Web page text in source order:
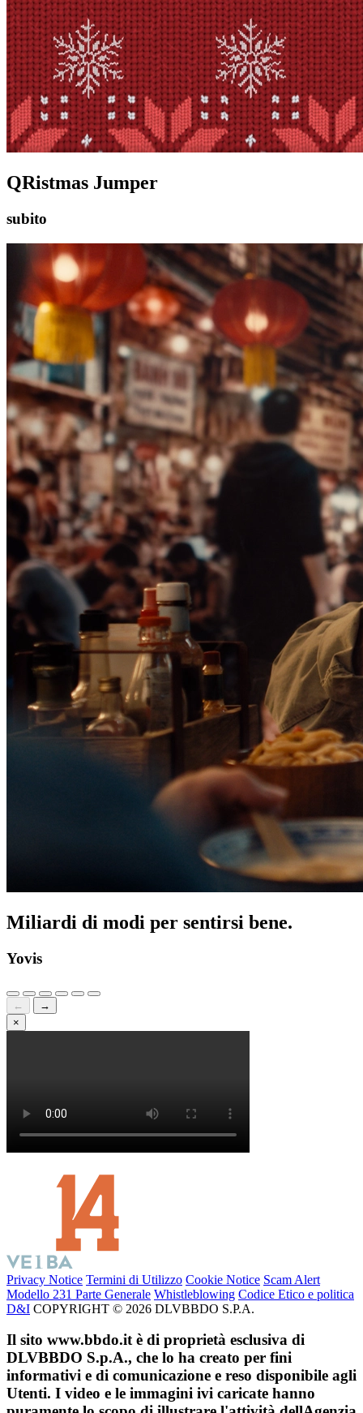
QRistmas Jumper
subito
Miliardi di modi per sentirsi bene.
Yovis
←
→
×
Privacy Notice Termini di Utilizzo Cookie Notice Scam Alert
Modello 231 Parte Generale Whistleblowing Codice Etico e politica
D&I COPYRIGHT © 2026 DLVBBDO S.P.A.
Il sito www.bbdo.it è di proprietà esclusiva di
DLVBBDO S.p.A., che lo ha creato per fini
informativi e di comunicazione e reso disponibile agli
Utenti. I video e le immagini ivi caricate hanno